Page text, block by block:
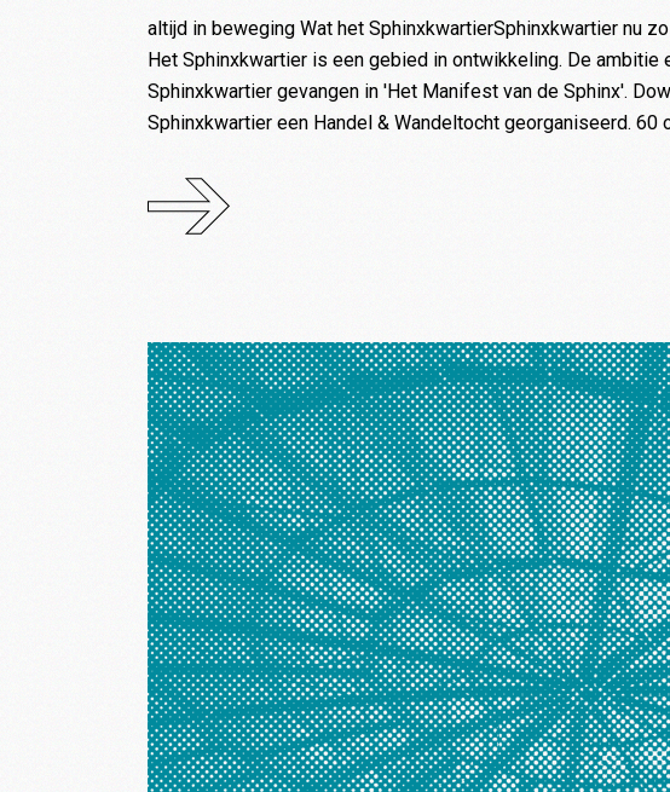
altijd in beweging Wat het SphinxkwartierSphinxkwartier nu
Het Sphinxkwartier is een gebied in ontwikkeling. De
Sphinxkwartier gevangen in 'Het Manifest van de Sphinx'.
Sphinxkwartier een Handel & Wandeltocht georganiseerd. 60